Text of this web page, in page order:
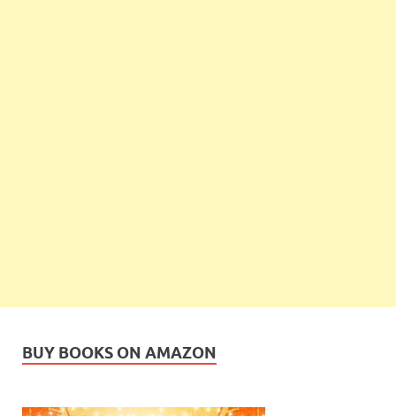
BUY BOOKS ON AMAZON